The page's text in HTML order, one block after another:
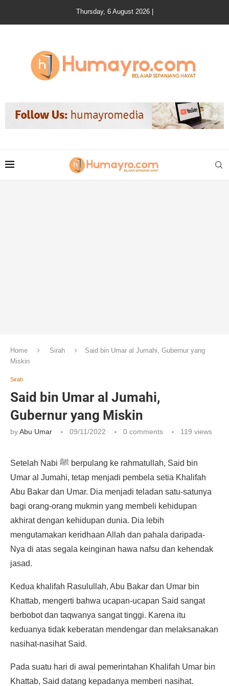
Thursday, 6 August 2026 |
Home Sirah
Said bin Umar al Jumahi, Gubernur yang
Miskin
Sirah
Said bin Umar al Jumahi,
Gubernur yang Miskin
byAbu Umar 09/11/2022 0 comments 119 views
Setelah Nabi ﷺ berpulang ke rahmatullah, Said bin
Umar al Jumahi, tetap menjadi pembela setia Khalifah
Abu Bakar dan Umar. Dia menjadi teladan satu-satunya
bagi orang-orang mukmin yang membeli kehidupan
akhirat dengan kehidupan dunia. Dia lebih
mengutamakan keridhaan Allah dan pahala daripada-
Nya di atas segala keinginan hawa nafsu dan kehendak
jasad.
Kedua khalifah Rasulullah, Abu Bakar dan Umar bin
Khattab, mengerti bahwa ucapan-ucapan Said sangat
berbobot dan taqwanya sangat tinggi. Karena itu
keduanya tidak keberatan mendengar dan melaksanakan
nasihat-nasihat Said.
Pada suatu hari di awal pemerintahan Khalifah Umar bin
Khattab, Said datang kepadanya memberi nasihat.